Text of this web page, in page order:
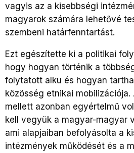
vagyis az a kisebbségi
magyarok számára lehetővé
szembeni határfenntartást.
Ezt egészítette ki a politikai
hogy hogyan történik a
folytatott alku és hogyan
közösség etnikai mobilizációja.
mellett azonban egyértelmű
kell vegyük a magyar-magyar
ami alapjaiban befolyásolta a
intézmények működését és a